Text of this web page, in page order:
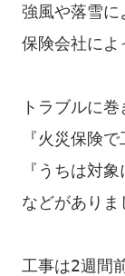
強風や落雪に
保険会社によ
トラブルに
『火災保険
『うちは対
などがありま
工事は2週間